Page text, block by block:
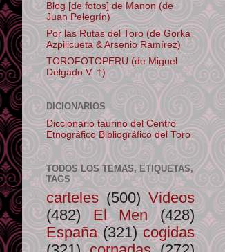
Blog [de fotos] de Manon (de
Juan Pelegrín)
Por las Rutas del Toro (de Gorka
Azpilicueta & Arsenio Ramírez)
TOROFOTOPERU (de Miguel
Delgado V. †)
DICIONARIOS
Diccionario taurino del Centro
Etnográfico Bibliográfico del Toro
TODOS LOS TEMAS, ETIQUETAS,
TAGS
carteles (500) Videos
(482)
El Men
(428)
España (321) cogidas